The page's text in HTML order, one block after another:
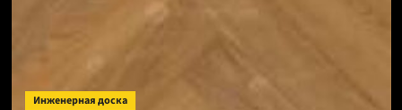
Инженерная доска